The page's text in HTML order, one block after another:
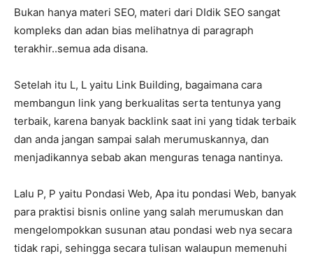
Bukan hanya materi SEO, materi dari DIdik SEO sangat
kompleks dan adan bias melihatnya di paragraph
terakhir..semua ada disana.
Setelah itu L, L yaitu Link Building, bagaimana cara
membangun link yang berkualitas serta tentunya yang
terbaik, karena banyak backlink saat ini yang tidak terbaik
dan anda jangan sampai salah merumuskannya, dan
menjadikannya sebab akan menguras tenaga nantinya.
Lalu P, P yaitu Pondasi Web, Apa itu pondasi Web, banyak
para praktisi bisnis online yang salah merumuskan dan
mengelompokkan susunan atau pondasi web nya secara
tidak rapi, sehingga secara tulisan walaupun memenuhi